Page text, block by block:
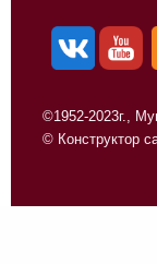
©1952-2023г.,
© Конструктор